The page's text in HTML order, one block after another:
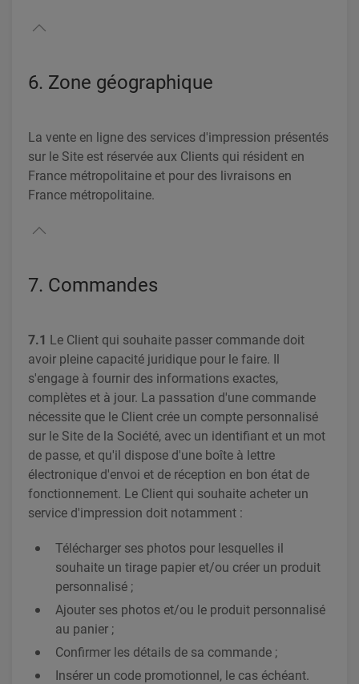
6. Zone géographique
La vente en ligne des services d'impression présentés
sur le Site est réservée aux Clients qui résident en
France métropolitaine et pour des livraisons en
France métropolitaine.
7. Commandes
7.1 Le Client qui souhaite passer commande doit
avoir pleine capacité juridique pour le faire. Il
s'engage à fournir des informations exactes,
complètes et à jour. La passation d'une commande
nécessite que le Client crée un compte personnalisé
sur le Site de la Société, avec un identifiant et un mot
de passe, et qu'il dispose d'une boîte à lettre
électronique d'envoi et de réception en bon état de
fonctionnement. Le Client qui souhaite acheter un
service d'impression doit notamment :
Télécharger ses photos pour lesquelles il
souhaite un tirage papier et/ou créer un produit
personnalisé ;
Ajouter ses photos et/ou le produit personnalisé
au panier ;
Confirmer les détails de sa commande ;
Insérer un code promotionnel, le cas échéant.